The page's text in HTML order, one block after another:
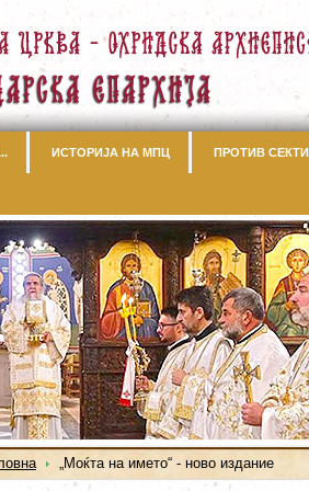
ИСТОРИЈА НА МПЦ ПРОТИВ
„Моќта на името“ - ново издание